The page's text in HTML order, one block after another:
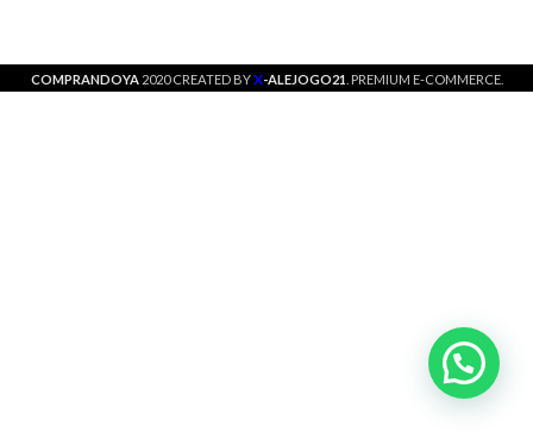
COMPRANDOYA 2020 CREATED BYX-ALEJOGO21 . PREMIUM E-COMMERCE.